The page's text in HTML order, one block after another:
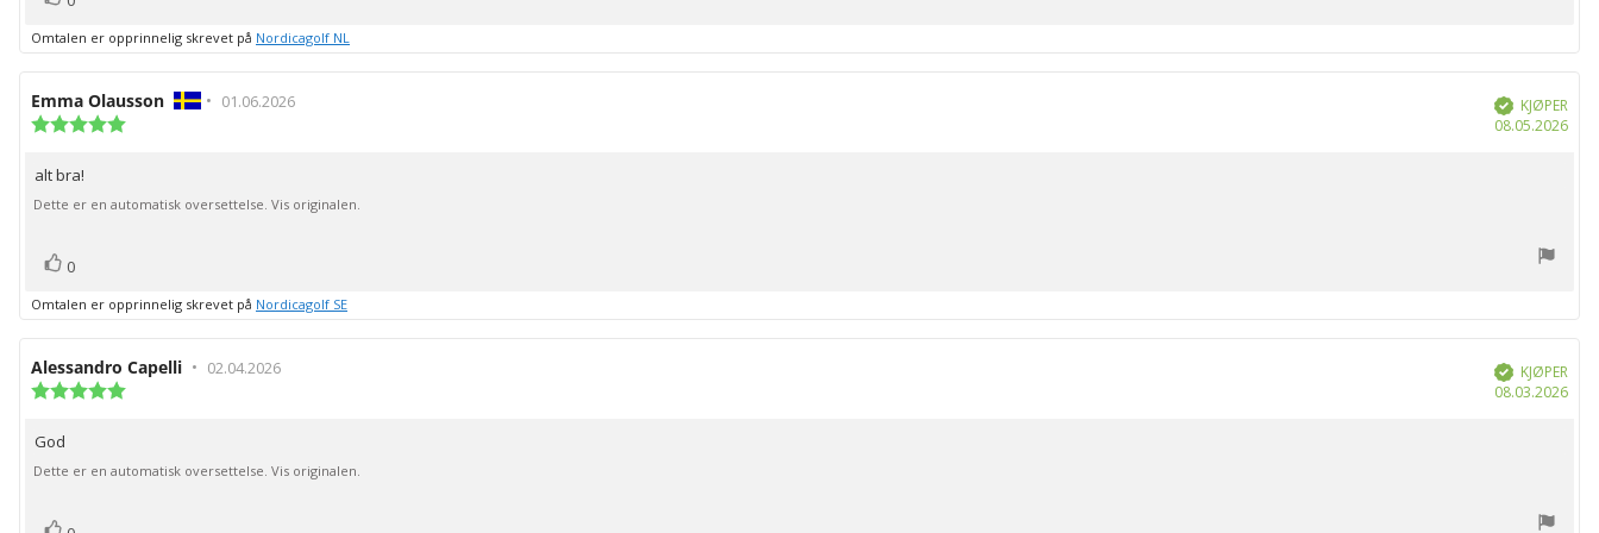
Omtalen er opprinnelig skrevet på Nordicagolf NL
Forfatter:
Emma Olausson • Omtaledato:
01.06.2026
mulige
Verifisert
KJØPER
08.05.2026
Omtaletekst:
alt bra!
Dette er en automatisk oversettelse. Vis originalen.
Liker
0
Omtalen er opprinnelig skrevet på Nordicagolf SE
Forfatter:
Alessandro Capelli • Omtaledato:
02.04.2026
mulige
Verifisert
KJØPER
08.03.2026
Omtaletekst:
God
Dette er en automatisk oversettelse. Vis originalen.